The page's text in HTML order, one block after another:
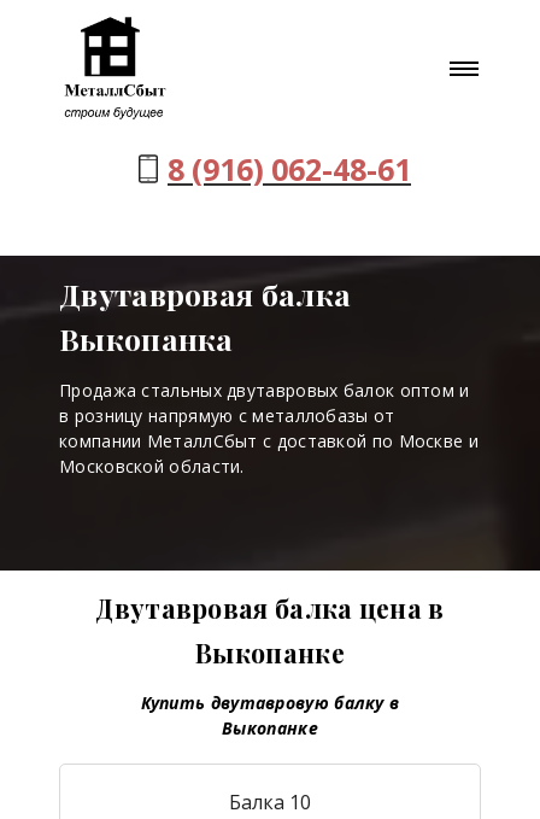
8 (916) 062-48-61
Двутавровая балка
Выкопанка
Продажа стальных двутавровых балок оптом и
в розницу напрямую с металлобазы от
компании МеталлСбыт с доставкой по Москве и
Московской области.
Двутавровая балка цена в
Выкопанке
Купить двутавровую балку в
Выкопанке
Балка 10